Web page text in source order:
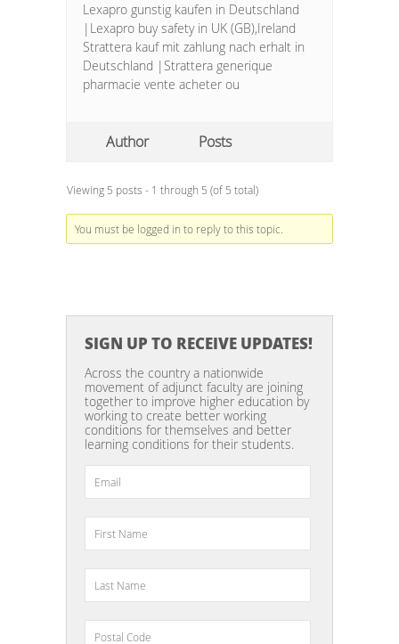
Lexapro gunstig kaufen in Deutschland
|Lexapro buy safety in UK (GB),Ireland
Strattera kauf mit zahlung nach erhalt in
Deutschland |Strattera generique
pharmacie vente acheter ou
Author Posts
Viewing 5 posts - 1 through 5 (of 5 total)
You must be logged in to reply to this topic.
SIGN UP TO RECEIVE UPDATES!
Across the country a nationwide
movement of adjunct faculty are joining
together to improve higher education by
working to create better working
conditions for themselves and better
learning conditions for their students.